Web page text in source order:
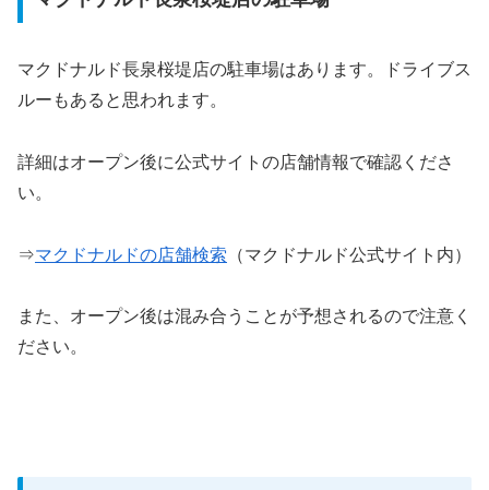
マクドナルド長泉桜堤店の駐車場はあります。ドライブス
ルーもあると思われます。
詳細はオープン後に公式サイトの店舗情報で確認くださ
い。
⇒マクドナルドの店舗検索 （マクドナルド公式サイト内）
また、オープン後は混み合うことが予想されるので注意く
ださい。